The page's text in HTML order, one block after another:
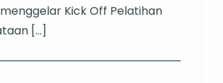
Penduduk
Kick Off Pelatihan
[…]